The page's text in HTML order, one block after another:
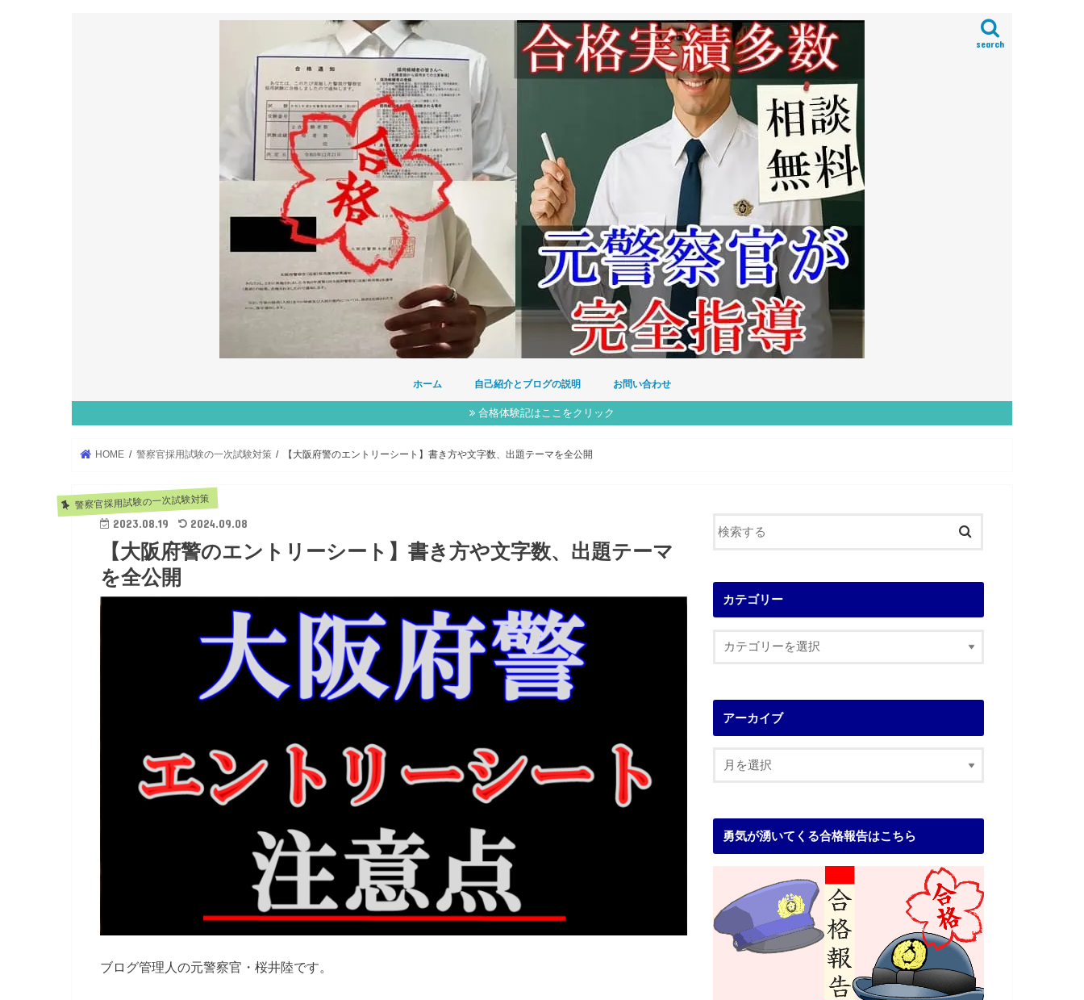
search
ホーム 自己紹介とブログの説明 お問い合わせ
合格体験記はここをクリック
HOME 警察官採用試験の一次試験対策 【大阪府警のエントリーシート】書き方や文字数、出題テーマを全公開
警察官採用試験の一次試験対策
2023.08.19 2024.09.08
【大阪府警のエントリーシート】書き方や文字数、出題テーマ
を全公開
ブログ管理人の元警察官・桜井陸です。
カテゴリー
アーカイブ
勇気が湧いてくる合格報告はこちら